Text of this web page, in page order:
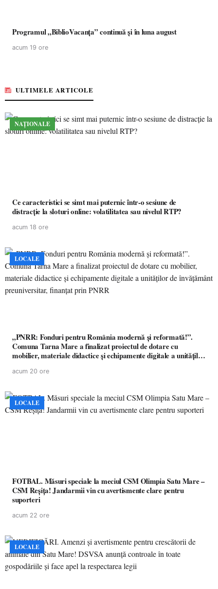
Programul „BiblioVacanța” continuă și în luna august
acum 19 ore
ULTIMELE ARTICOLE
NAȚIONALE
Ce caracteristici se simt mai puternic într-o sesiune de
distracție la sloturi online: volatilitatea sau nivelul RTP?
acum 18 ore
LOCALE
„PNRR: Fonduri pentru România modernă și reformată!”.
Comuna Tarna Mare a finalizat proiectul de dotare cu
mobilier, materiale didactice și echipamente digitale a unităților
acum 20 ore
LOCALE
FOTBAL. Măsuri speciale la meciul CSM Olimpia Satu Mare –
CSM Reșița! Jandarmii vin cu avertismente clare pentru
suporteri
acum 22 ore
LOCALE